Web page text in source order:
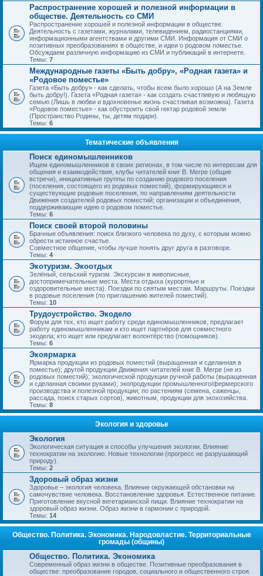
Распространение хорошей и полезной информации в
обществе. Деятельность со СМИ
Распространение хорошей и полезной информации в обществе.
Деятельность с газетами, журналами, телевидением, радиостанциями,
информационными агентствами и другими СМИ. Информация от СМИ о
позитивных преобразованиях в обществе, и идеи о родовом поместье.
Обсуждаем различную информацию из СМИ и публикаций в интернете.
Темы: 7
Международные газеты «Быть добру», «Родная газета» и
«Родовое поместье»
Газета «Быть добру» - как сделать, чтобы всем было хорошо (А на Земле
быть добру!). Газета «Родная газета» - как создать счастливую и любящую
семью (Лишь в любви и вдохновенье жизнь счастливая возможна). Газета
«Родовое поместье» - как обустроить свой гектар родовой земли
(Пространство Родины, ты, детям подари).
Темы: 6
Тематические объявления
Поиск единомышленников
Ищем единомышленников в своих регионах, в том числе по интересам для
общения и взаимодействия, клубы читателей книг В. Мегре (общие
встречи), инициативные группы по созданию родового поселения
(поселения, состоящего из родовых поместий), формирующиеся и
существующие родовые поселения, по направлениям деятельности
Движения создателей родовых поместий; организации и объединения,
поддерживающие идею о родовом поместье.
Темы: 6
Поиск своей второй половины
Брачные объявления: поиск близкого человека по духу, с которым можно
обрести истинное счастье.
Совместное общение, чтобы лучше понять друг друга в разговоре.
Темы: 4
Экотуризм. Экоотдых
Зелёный, сельский туризм. Экскурсии в живописные,
достопримечательные места. Места отдыха (курортные и
оздоровительные места). Поездки по святым местам. Маршруты. Поездки
в родовые поселения (по приглашению жителей поместий).
Темы: 10
Трудоустройство. Экодело
Форум для тех, кто ищет работу среди единомышленников, предлагает
работу единомышленникам и кто ищет партнёров для совместного
экодела; кто ищет или предлагает волонтёрство (помощников).
Темы: 6
Экоярмарка
Ярмарка продукции из родовых поместий (выращенная и сделанная в
поместье); другой продукции Движения читателей книг В. Мегре (не из
родовых поместий); экологической продукции ручной работы (выращенная
и сделанная своими руками); экопродукции промышленного/фермерского
производства и полезной продукции; по растениям (семена, саженцы,
рассада, поиск старых сортов), животным, продукции для экохозяйства.
Темы: 8
Экология и здоровье
Экология
Экологическая ситуация и способы улучшения экологии. Влияние
технократии на экологию. Новые технологии (прогресс не разрушающий
природу).
Темы: 2
Здоровый образ жизни
Здоровье – экология человека. Влияние окружающей обстановки на
самочувствие человека. Восстановление здоровья. Естественное питание.
Приготовление вкусной вегетарианской пищи. Влияние технократии на
здоровый образ жизни. Образ жизни в гармонии с природой.
Темы: 14
Общество. Политика. Экономика. Народовластие. Территориальные
громады (общины)
Общество. Политика. Экономика
Современный образ жизни в обществе. Позитивные преобразования в
обществе: преобразование городов, социального и общественного строя.